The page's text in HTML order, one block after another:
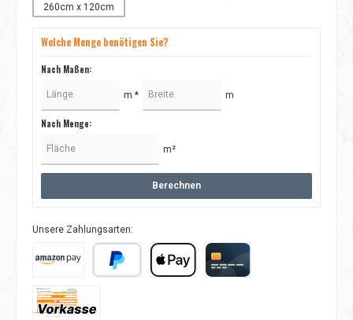
260cm x 120cm
Welche Menge benötigen Sie?
Nach Maßen:
m * m
Nach Menge:
m²
Berechnen
Unsere Zahlungsarten: